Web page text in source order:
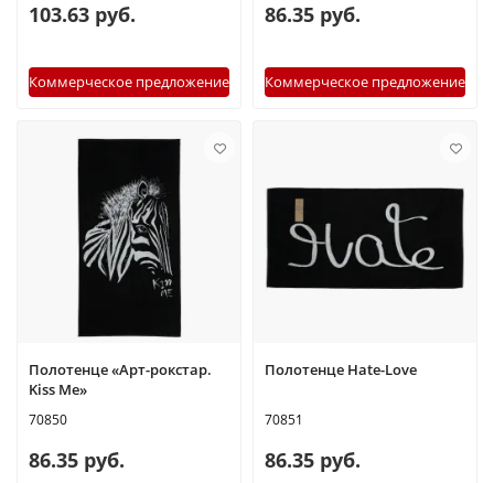
103.63 руб.
Коммерческое предложение
86.35 руб.
Коммерческое предложение
Полотенце «Арт-рокстар.
Kiss Me»
70850
86.35 руб.
Полотенце Hate-Love
70851
86.35 руб.